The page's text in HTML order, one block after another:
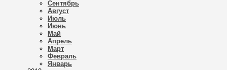
Сентябрь
Август
Июль
Июнь
Май
Апрель
Март
Февраль
Январь